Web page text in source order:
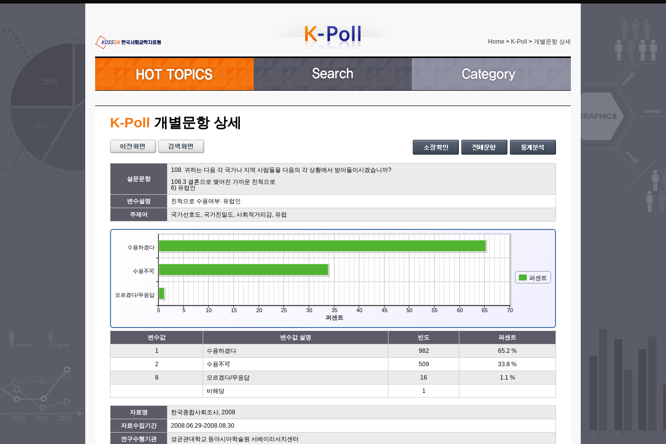
Home > K-Poll > 개별문항 상세
K-Poll 개별문항 상세
설문문항
108. 귀하는 다음 각 국가나 지역 사람들을 다음의 각 상황에서 받아들이시겠습니까?
108.3 결혼으로 맺어진 가까운 친척으로
6) 유럽인
변수설명
친척으로 수용여부: 유럽인
주제어
국가선호도, 국가친밀도, 사회적거리감, 유럽
퍼센트
퍼센트
수용하겠다
수용不可
모르겠다/무응답
0 5 10 15 20 25 30 35 40 45 50 55 60 65 70
변수값 변수값 설명 빈도
퍼센트
1
수용하겠다 982
65.2 %
2
수용不可 509
33.8 %
8
모르겠다/무응답 16
1.1 %
비해당
1
자료명
한국종합사회조사, 2008
자료수집기간
2008.06.29-2008.08.30
연구수행기관
성균관대학교 동아시아학술원 서베이리서치센터